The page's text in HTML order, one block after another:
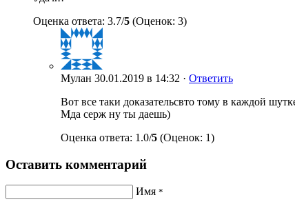
Оценка ответа: 3.7/5 (Оценок: 3)
Мулан 30.01.2019 в 14:32 · Ответить
Вот все таки доказательсвто тому в каждой
Мда серж ну ты даешь)
Оценка ответа: 1.0/5 (Оценок: 1)
Оставить комментарий
Имя *